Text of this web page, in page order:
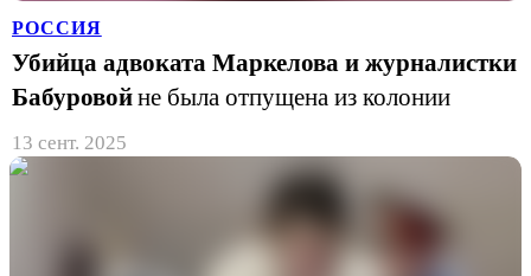
РОССИЯ
Убийца адвоката Маркелова и журналистки
Бабуровойне была отпущена из колонии
13 сент. 2025